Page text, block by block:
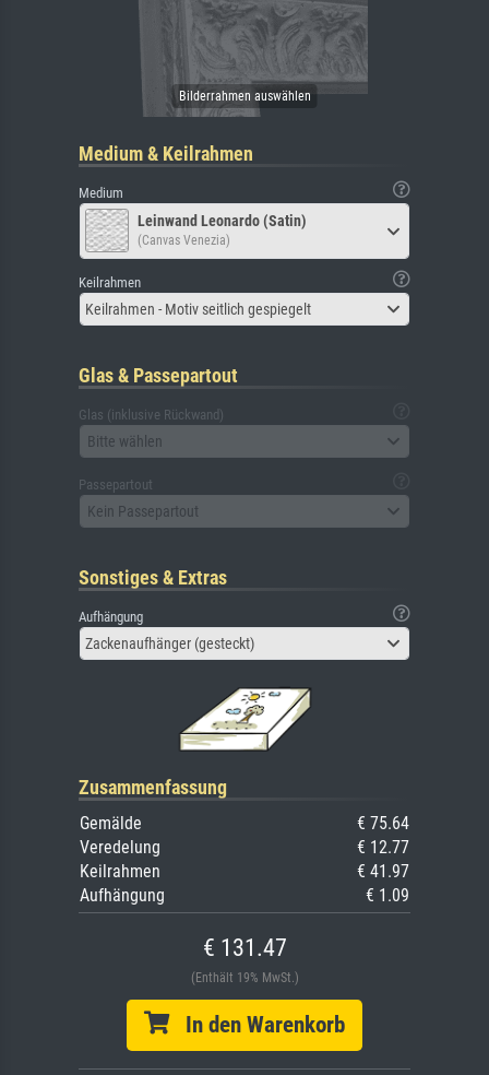
Medium & Keilrahmen
Medium
Leinwand Leonardo (Satin)
(Canvas Venezia)
Keilrahmen
Keilrahmen - Motiv seitlich gespiegelt
Glas & Passepartout
Glas (inklusive Rückwand)
Bitte wählen
Passepartout
Kein Passepartout
Sonstiges & Extras
Aufhängung
Zackenaufhänger (gesteckt)
Zusammenfassung
Gemälde
€ 75.64
Veredelung
€ 12.77
Keilrahmen
€ 41.97
Aufhängung
€ 1.09
€ 131.47
(Enthält 19% MwSt.)
In den Warenkorb